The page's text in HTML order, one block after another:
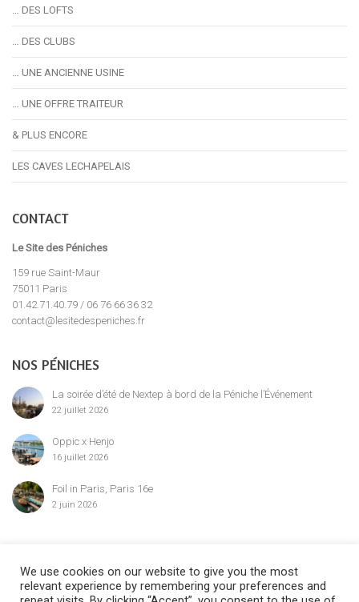
… DES LOFTS
… DES CLUBS
… UNE ANCIENNE USINE
… UNE OFFRE TRAITEUR
& PLUS ENCORE
LES CAVES LECHAPELAIS
CONTACT
Le Site des Péniches
159 rue Saint-Maur
75011 Paris
01.42.71.40.79 / 06 76 66 36 32
contact@lesitedespeniches.fr
NOS PÉNICHES
La soirée d’été de Nextep à bord de la Péniche l’Événement
22 juillet 2026
Oppic x Henjo
16 juillet 2026
Foil in Paris, Paris 16e
2 juin 2026
We use cookies on our website to give you the most
relevant experience by remembering your preferences and